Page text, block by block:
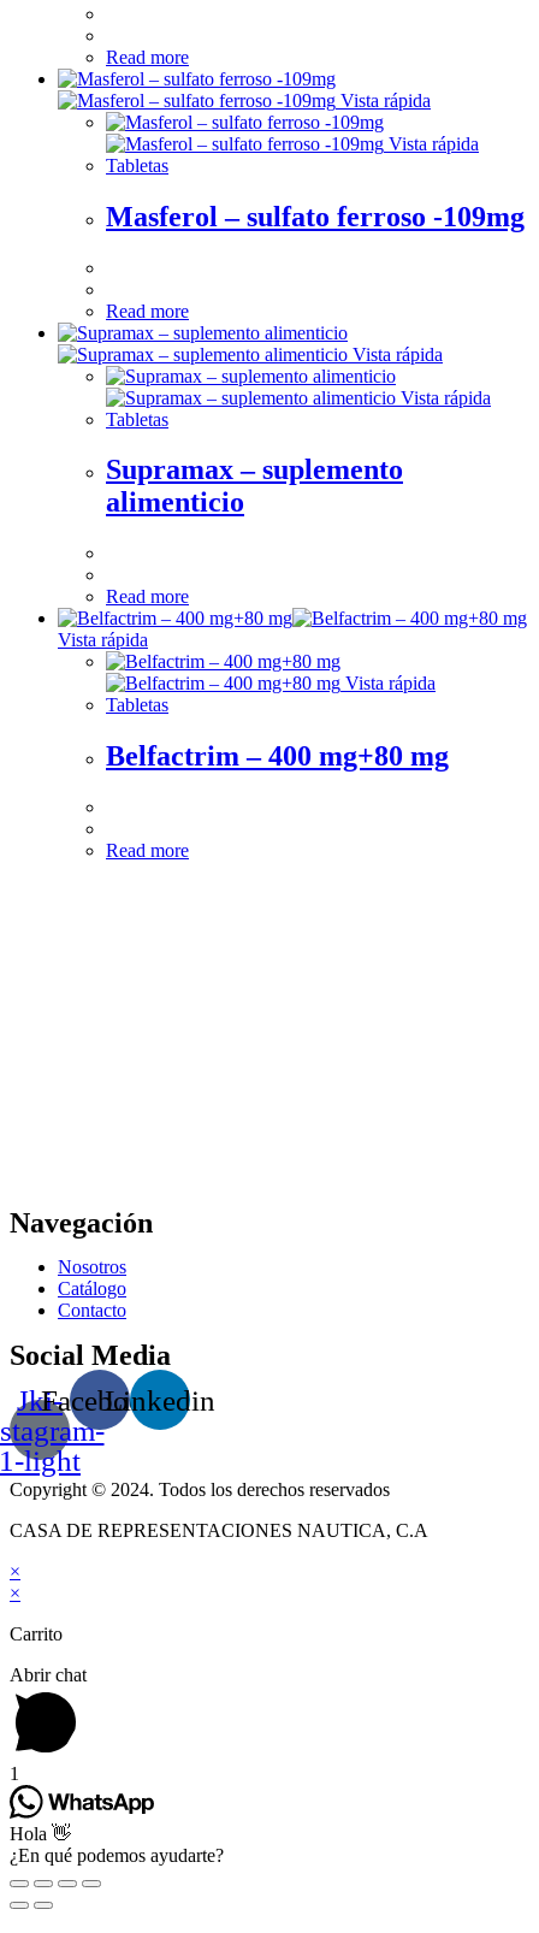
Read more
Vista rápida
Vista rápida
Tabletas
Masferol – sulfato ferroso -109mg
Read more
Vista rápida
Vista rápida
Tabletas
Supramax – suplemento
alimenticio
Read more
Vista rápida
Vista rápida
Tabletas
Belfactrim – 400 mg+80 mg
Read more
Navegación
Nosotros
Catálogo
Contacto
Social Media
Jki-
1-light
FacebookLinkedin
Copyright © 2024. Todos los derechos reservados
CASA DE REPRESENTACIONES NAUTICA, C.A
×
×
Carrito
Abrir chat
1
Hola 👋
¿En qué podemos ayudarte?